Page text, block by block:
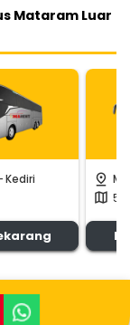
Mataram Luar
Kediri pin_drop
map